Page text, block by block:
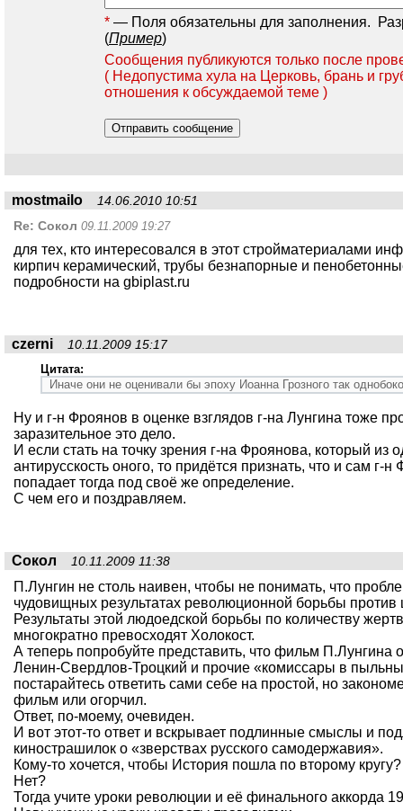
* — Поля обязательны для заполнения.
(Пример)
Сообщения публикуются только после
( Недопустима хула на Церковь, брань и
отношения к обсуждаемой теме )
mostmailo
14.06.2010 10:51
Re: Сокол 09.11.2009 19:27
для тех, кто интересовался в этот стройматериалами
кирпич керамический, трубы безнапорные и
подробности на gbiplast.ru
czerni 10.11.2009 15:17
Цитата:
Иначе они не оценивали бы эпоху Иоанна Грозного так
Ну и г-н Фроянов в оценке взглядов г-на Лунгина тоже
заразительное это дело.
И если стать на точку зрения г-на Фроянова, который из
антирусскость оного, то придётся признать, что и сам г-
попадает тогда под своё же определение.
С чем его и поздравляем.
Сокол 10.11.2009 11:38
П.Лунгин не столь наивен, чтобы не понимать, что
чудовищных результатах революционной борьбы против
Результаты этой людоедской борьбы по количеству
многократно превосходят Холокост.
А теперь попробуйте представить, что фильм
Ленин-Свердлов-Троцкий и прочие «комиссары в
постарайтесь ответить сами себе на простой, но
фильм или огорчил.
Ответ, по-моему, очевиден.
И вот этот-то ответ и вскрывает подлинные смыслы и
кинострашилок о «зверствах русского самодержавия».
Кому-то хочется, чтобы История пошла по второму кругу?
Нет?
Тогда учите уроки революции и её финального аккорда